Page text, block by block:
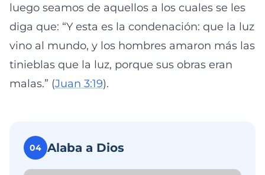
luego seamos de aquellos a los cuales se les
diga que: “Y esta es la condenación: que la luz
vino al mundo, y los hombres amaron más las
tinieblas que la luz, porque sus obras eran
malas.” (Juan 3:19).
04 Alaba a Dios